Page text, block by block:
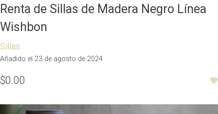
Renta de Sillas de Madera Negro Línea
Wishbon
Sillas
Añadido el 23 de agosto de 2024
$0.00